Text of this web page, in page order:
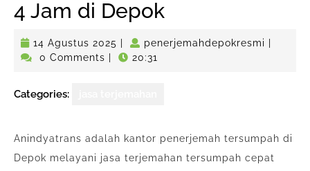
4 Jam di Depok
14 Agustus 2025 14
Agustus
penerjemahdepokresmi
0 Comments
20:31
Categories:
Anindyatrans adalah kantor penerjemah tersumpah di
Depok melayani jasa terjemahan tersumpah cepat